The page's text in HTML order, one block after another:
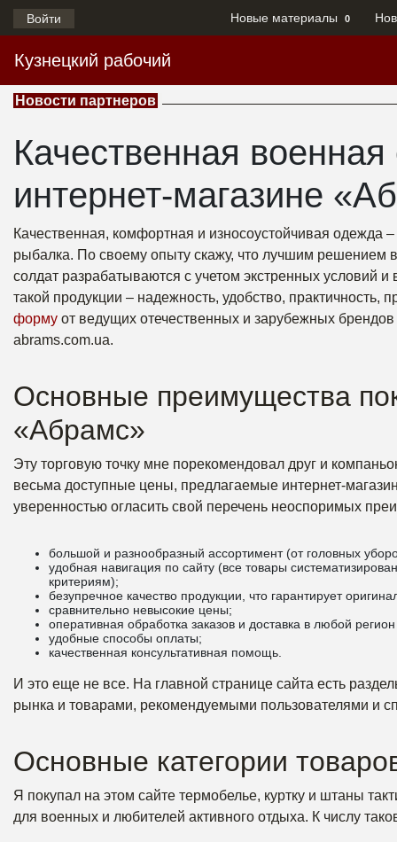
Войти Новые материалы 0
Кузнецкий рабочий
Новости партнеров
Качественная
интернет-магазине
Качественная, комфортная и износоустойчивая одежда
рыбалка. По своему опыту скажу, что лучшим решением
солдат разрабатываются с учетом экстренных условий
такой продукции – надежность, удобство,
форму от ведущих отечественных и зарубежных
abrams.com.ua.
Основные преимущества
«Абрамс»
Эту торговую точку мне порекомендовал друг и
весьма доступные цены, предлагаемые интернет-
уверенностью огласить свой перечень неоспоримых
большой и разнообразный ассортимент (от головных
удобная навигация по сайту (все товары
критериям);
безупречное качество продукции, что гарантирует
сравнительно невысокие цены;
оперативная обработка заказов и доставка в любой
удобные способы оплаты;
качественная консультативная помощь.
И это еще не все. На главной странице сайта есть
рынка и товарами, рекомендуемыми пользователями и
Основные категории
Я покупал на этом сайте термобелье, куртку и штаны
для военных и любителей активного отдыха. К числу